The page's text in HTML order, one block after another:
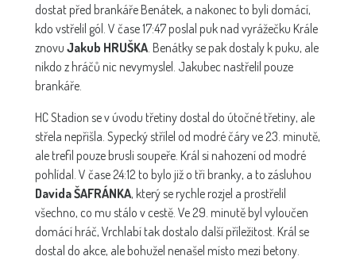
dostat před brankáře Benátek, a nakonec to byli domácí,
kdo vstřelil gól. V čase 17:47 poslal puk nad vyrážečku Krále
znovu Jakub HRUŠKA. Benátky se pak dostaly k puku, ale
nikdo z hráčů nic nevymyslel. Jakubec nastřelil pouze
brankáře.
HC Stadion se v úvodu třetiny dostal do útočné třetiny, ale
střela nepřišla. Sypecký střílel od modré čáry ve 23. minutě,
ale trefil pouze brusli soupeře. Král si nahození od modré
pohlídal. V čase 24:12 to bylo již o tři branky, a to zásluhou
Davida ŠAFRÁNKA, který se rychle rozjel a prostřelil
všechno, co mu stálo v cestě. Ve 29. minutě byl vyloučen
domácí hráč, Vrchlabí tak dostalo další příležitost. Král se
dostal do akce, ale bohužel nenašel místo mezi betony.